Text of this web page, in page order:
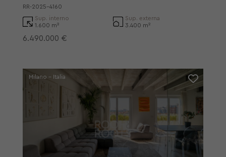
RR-2025-4160
Sup. interno
1.600 m²
Sup. externa
3.400 m²
6.490.000 €
Milano - Italia